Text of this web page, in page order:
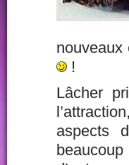
nouveaux
!
Lâcher
aspects